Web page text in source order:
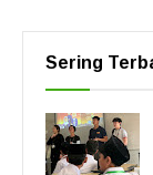
Sering